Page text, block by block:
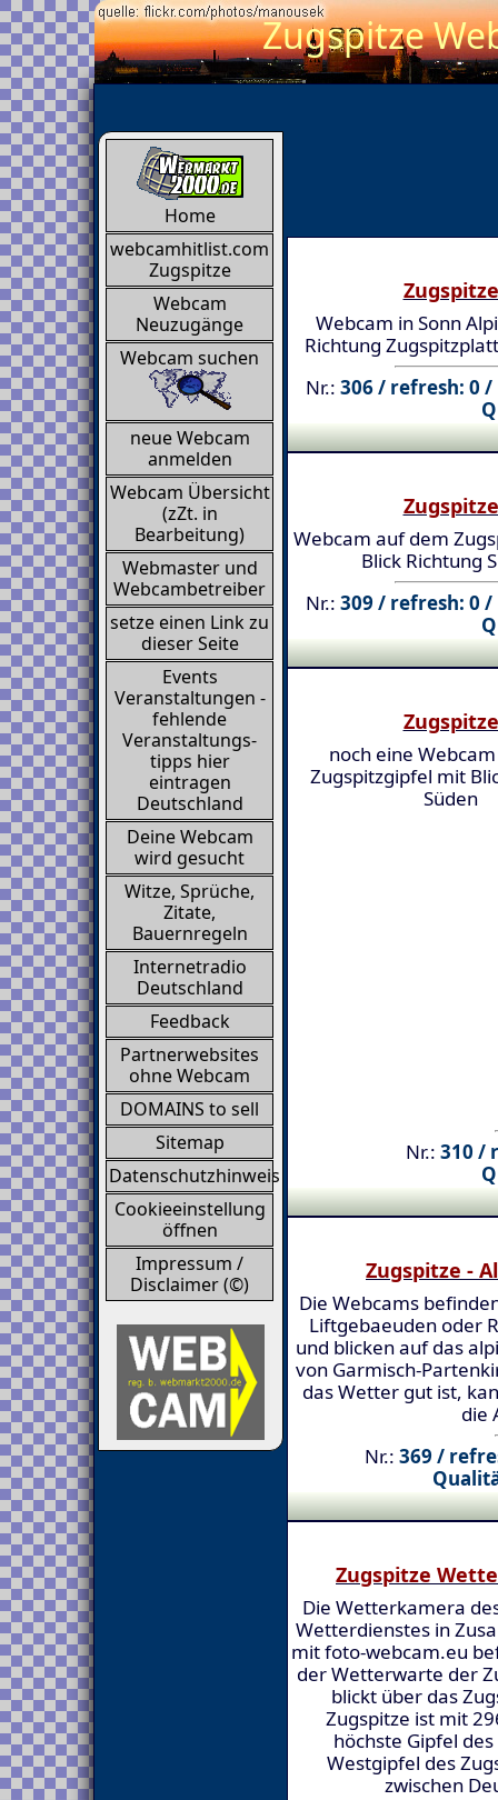
Zugspitze
Home
webcamhitlist.com
Zugspitze
Webcam
Neuzugänge
Webcam suchen
neue Webcam
anmelden
Webcam Übersicht
(zZt. in
Bearbeitung)
Webmaster und
Webcambetreiber
setze einen Link zu
dieser Seite
Events
Veranstaltungen -
fehlende
Veranstaltungs-
tipps hier
eintragen
Deutschland
Deine Webcam
wird gesucht
Witze, Sprüche,
Zitate,
Bauernregeln
Internetradio
Deutschland
Feedback
Partnerwebsites
ohne Webcam
DOMAINS to sell
Sitemap
Datenschutzhinweis
Cookieeinstellung
öffnen
Impressum /
Disclaimer (©)
Zugspitze
Webcam in Sonn
Richtung
Nr.: 306 / refresh: 0
Zugspitze
Webcam auf dem
Blick Richtung
Nr.: 309 / refresh: 0
Zugspitze
noch eine
Zugspitzgipfel mit
Süden
Nr.: 310 /
Zugspitze -
Die Webcams
Liftgebaeuden oder
und blicken auf das
von Garmisch-
das Wetter gut ist,
die
Nr.: 369 /
Zugspitze
Die Wetterkamera
Wetterdienstes in
mit foto-webcam.eu
der Wetterwarte der
blickt über das
Zugspitze ist mit
höchste Gipfel
Westgipfel des
zwischen